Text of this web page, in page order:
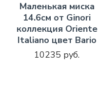
Маленькая миска
14.6см от Ginori
коллекция Oriente
Italiano цвет Bario
10235 руб.